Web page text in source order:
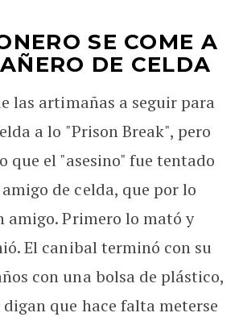
SE COME A
DE CELDA
las artimañas a seguir para
a lo "Prison Break", pero
que el "asesino" fue tentado
de celda, que por lo
amigo. Primero lo mató y
El canibal terminó con su
con una bolsa de plástico,
que hace falta meterse